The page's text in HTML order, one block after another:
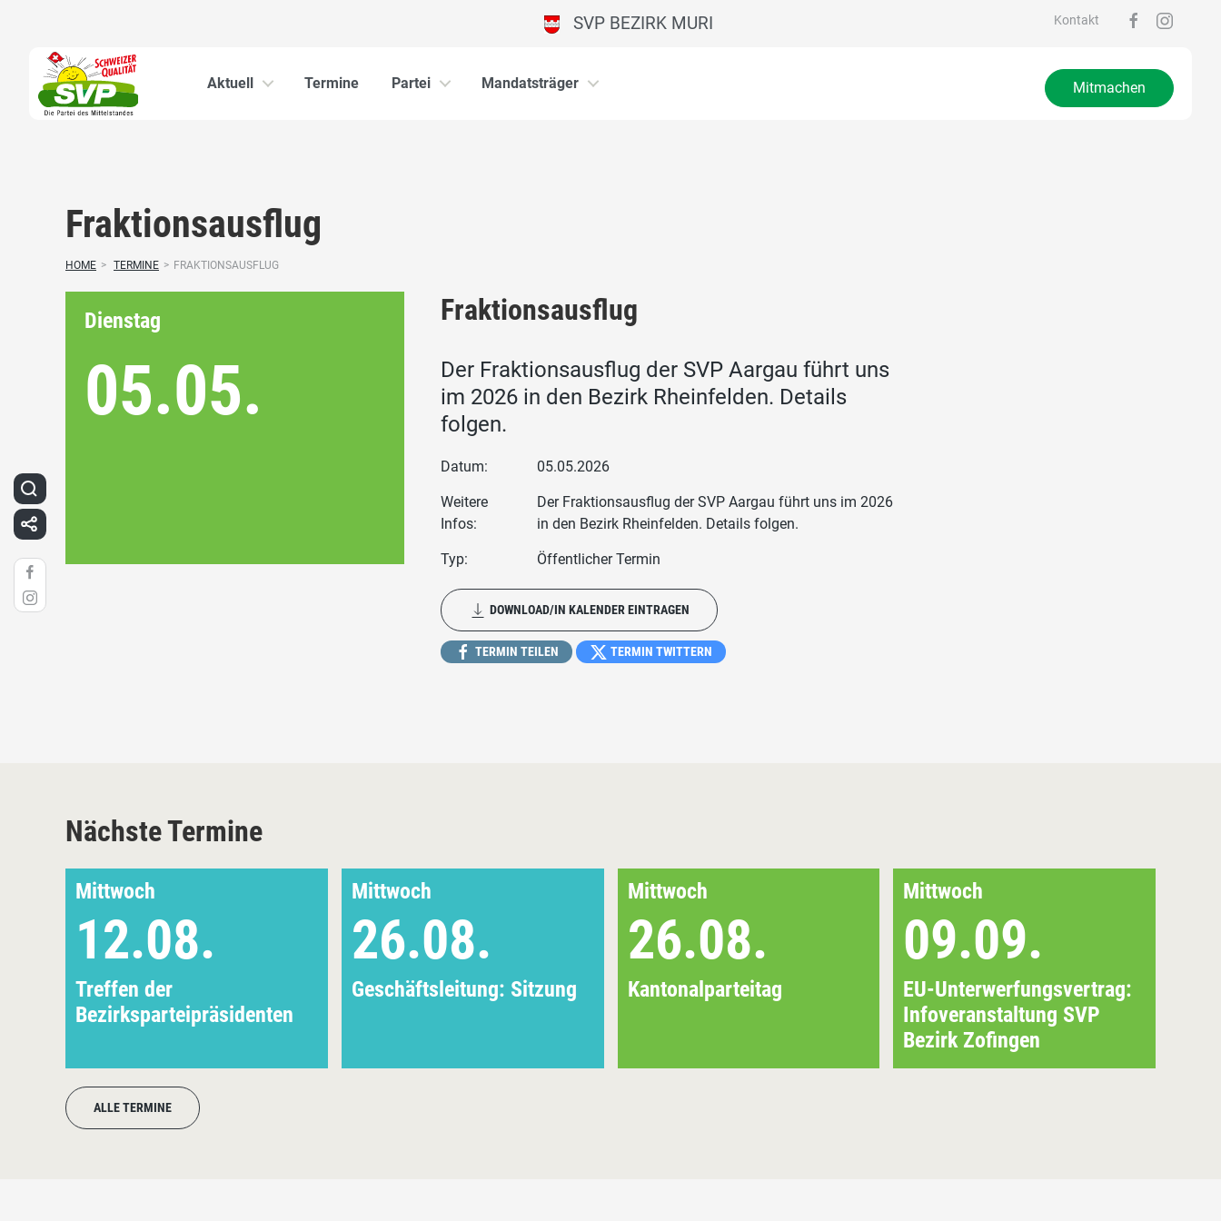
Kontakt
SVP BEZIRK MURI
Aktuell Termine Partei Mandatsträger Mitmachen
Fraktionsausflug
HOME > TERMINE > FRAKTIONSAUSFLUG
Dienstag
05.05.
Fraktionsausflug
Der Fraktionsausflug der SVP Aargau führt uns
im 2026 in den Bezirk Rheinfelden. Details
folgen.
Datum: 05.05.2026
Weitere
Infos:
Der Fraktionsausflug der SVP Aargau führt uns im 2026
in den Bezirk Rheinfelden. Details folgen.
Typ: Öffentlicher Termin
DOWNLOAD/IN KALENDER EINTRAGEN
TERMIN TEILEN TERMIN TWITTERN
Nächste Termine
Mittwoch
12.08.
Treffen der
Bezirksparteipräsidenten
Mittwoch
26.08.
Geschäftsleitung: Sitzung
Mittwoch
26.08.
Kantonalparteitag
Mittwoch
09.09.
EU-Unterwerfungsvertrag:
Infoveranstaltung SVP
Bezirk Zofingen
ALLE TERMINE